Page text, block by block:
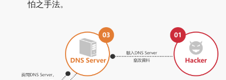
怕之手法。